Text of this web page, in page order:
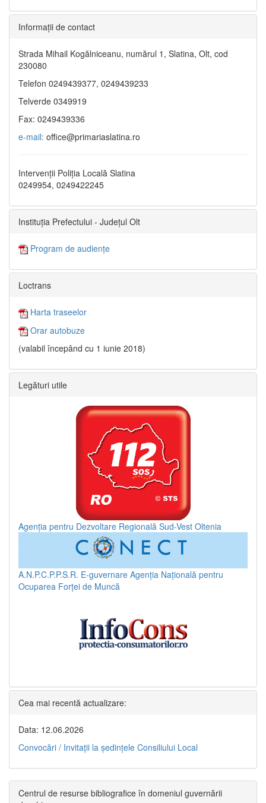
Informaţii de contact
Strada Mihail Kogălniceanu, numărul 1, Slatina, Olt, cod
230080
Telefon 0249439377, 0249439233
Telverde 0349919
Fax: 0249439336
e-mail: office@primariaslatina.ro
Intervenții Poliția Locală Slatina
0249954, 0249422245
Instituția Prefectului - Județul Olt
Program de audiențe
Loctrans
Harta traseelor
Orar autobuze
(valabil începând cu 1 iunie 2018)
Legături utile
Agenția pentru Dezvoltare Regională Sud-Vest Oltenia
A.N.P.C.P.P.S.R. E-guvernare Agenția Națională pentru
Ocuparea Forței de Muncă
Cea mai recentă actualizare:
Data: 12.06.2026
Convocări / Invitaţii la şedinţele Consiliului Local
Centrul de resurse bibliografice în domeniul guvernării